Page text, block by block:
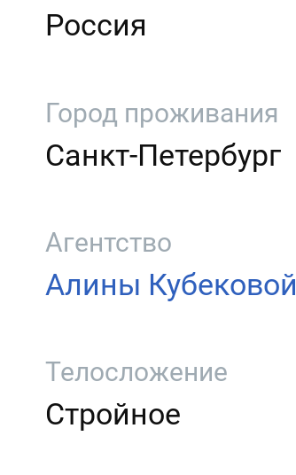
Россия
Город проживания
Санкт-Петербург
Агентство
Алины Кубековой
Телосложение
Стройное